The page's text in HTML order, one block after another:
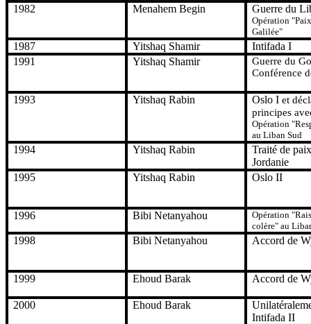
1982
Menahem Begin Guerre du
Opération
Galilée"
1987 Yitshaq Shamir
Intifada I
1991
Yitshaq Shamir
Guerre du
Conférence
1993 Yitshaq Rabin Oslo Iet
principes
Opération
au Liban Sud
1994 Yitshaq Rabin
Traité de
Jordanie
1995
Yitshaq Rabin Oslo II
1996 Bibi Netanyahou
Opération
colère" au
1998 Bibi Netanyahou Accord de
1999 Ehoud Barak Accord de
2000 Ehoud Barak
Intifada II